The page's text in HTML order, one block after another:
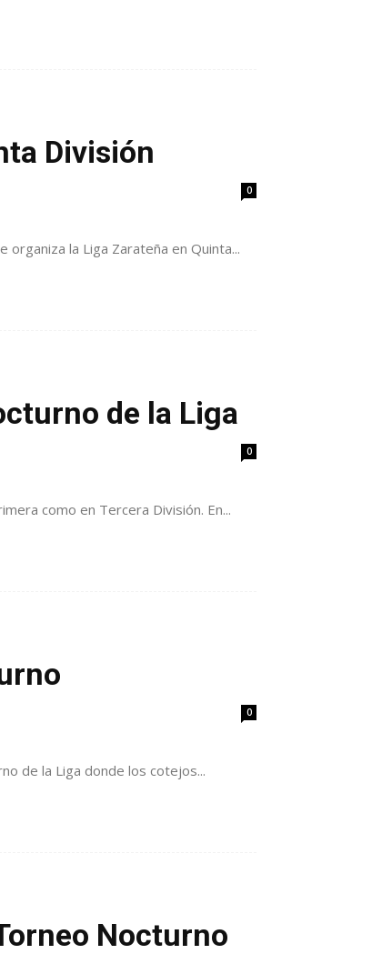
División
0
la Liga Zarateña en Quinta...
de la Liga
0
como en Tercera División. En...
0
de la Liga donde los cotejos...
Nocturno